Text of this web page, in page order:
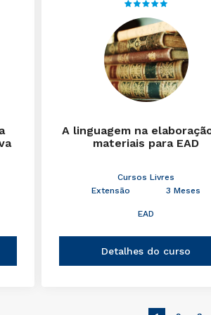
A linguagem na
materiais para EAD
Cursos Livres
Extensão
3 Meses
EAD
Detalhes do curso